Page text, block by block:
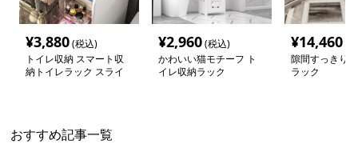
¥3,880(税込)
トイレ収納 スマート収
納トイレラック スライ
¥2,960(税込)
かわいい猫モチーフ ト
イレ収納ラック
¥14,460
隙間すっきり
ラック
おすすめ記事一覧